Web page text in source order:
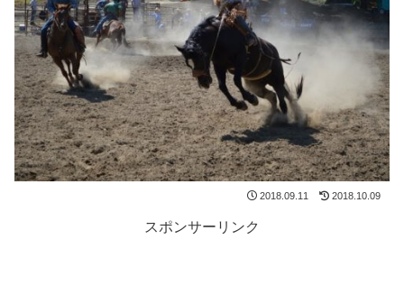
2018.09.11 2018.10.09
スポンサーリンク